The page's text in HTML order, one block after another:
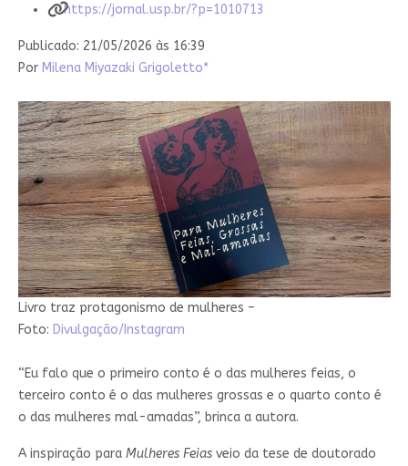
https://jornal.usp.br/?p=1010713
Publicado: 21/05/2026 às 16:39
Por Milena Miyazaki Grigoletto*
Livro traz protagonismo de mulheres –
Foto: Divulgação/Instagram
“Eu falo que o primeiro conto é o das mulheres feias, o
terceiro conto é o das mulheres grossas e o quarto conto é
o das mulheres mal-amadas”, brinca a autora.
A inspiração para Mulheres Feiasveio da tese de doutorado